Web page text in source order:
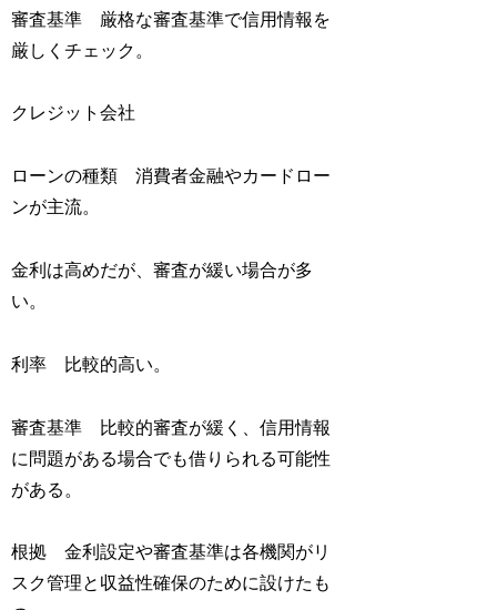
審査基準 厳格な審査基準で信用情報を
厳しくチェック。
クレジット会社
ローンの種類 消費者金融やカードロー
ンが主流。
金利は高めだが、審査が緩い場合が多
い。
利率 比較的高い。
審査基準 比較的審査が緩く、信用情報
に問題がある場合でも借りられる可能性
がある。
根拠 金利設定や審査基準は各機関がリ
スク管理と収益性確保のために設けたも